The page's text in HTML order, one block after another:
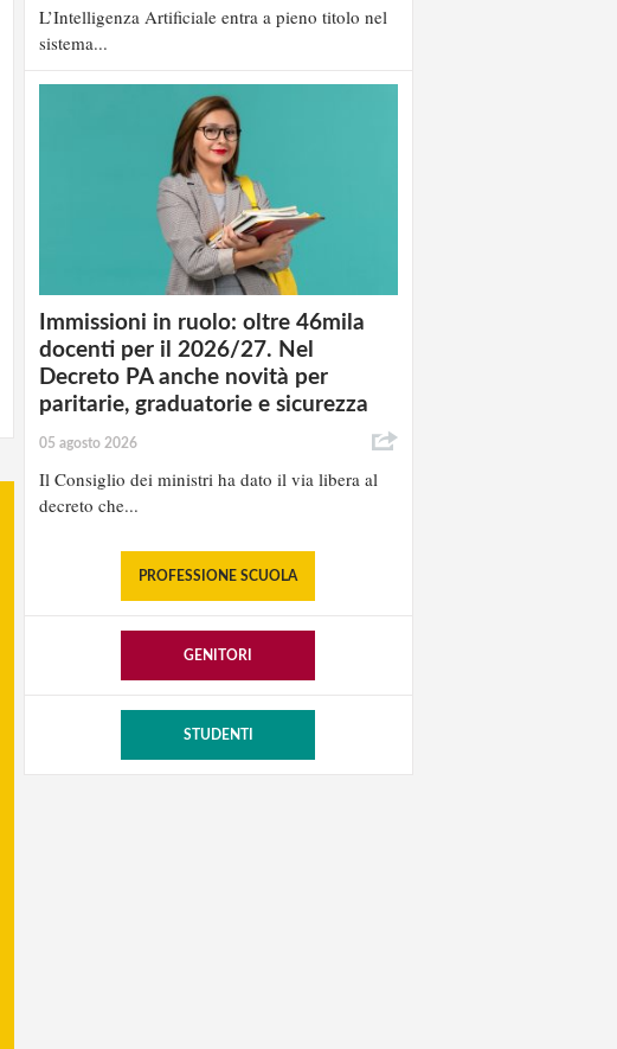
L’Intelligenza Artificiale entra a pieno titolo nel
sistema...
Immissioni in ruolo: oltre 46mila
docenti per il 2026/27. Nel
Decreto PA anche novità per
paritarie, graduatorie e sicurezza
05 agosto 2026
Il Consiglio dei ministri ha dato il via libera al
decreto che...
PROFESSIONE SCUOLA
GENITORI
STUDENTI